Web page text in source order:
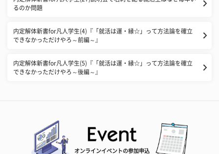
るのか問題
内定解体新書for凡人学生(4)『「就活は運・縁☆」って方法論を確立
できなかっただけやろ～前編～』
内定解体新書for凡人学生(5)『「就活は運・縁☆」って方法論を確立
できなかっただけやろ～後編～』
オンラインイベントの参加申込